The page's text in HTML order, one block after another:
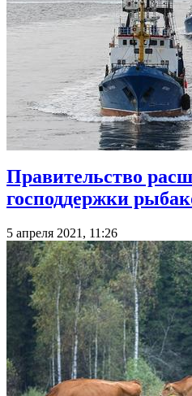
Правительство
господдержки
5 апреля 2021, 11:26